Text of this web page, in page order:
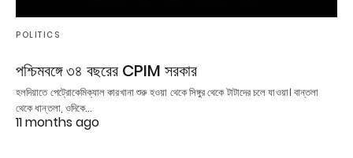
POLITICS
পশ্চিমবঙ্গে ৩৪ বছরের CPIM সরকার
হলদিয়াতে পেট্রোকেমিক্যাল কারখানা শুরু হওয়া থেকে সিঙ্গুর থেকে টাটাদের চলে যাওয়া। বান্তলা
থেকে ধান্তলা, ওদিকে…
11 months ago